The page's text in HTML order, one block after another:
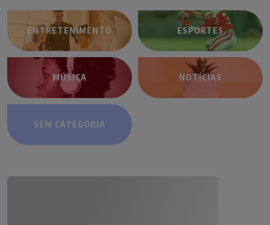
ENTRETENIMENTO ESPORTES
MÚSICA NOTÍCIAS
SEM CATEGORIA